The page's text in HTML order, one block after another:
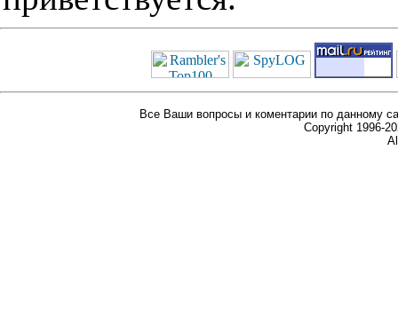
Все Ваши вопросы и коментарии по данному
Copyright 1996-